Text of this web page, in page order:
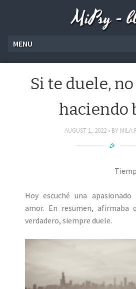
MiPsy -
MENU
Si te duele,
haciendo
AUGUST 1, 2022 BY
Hoy escuché una
amor. En resumen, afirmaba
verdadero, siempre duele.